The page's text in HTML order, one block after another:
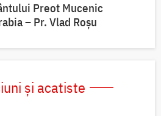
Preot Mucenic
– Pr. Vlad Roșu
și acatiste